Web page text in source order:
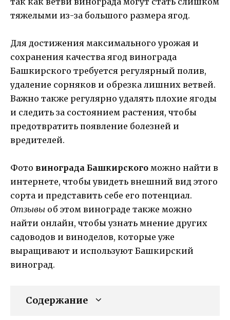
тяжелыми из-за большого размера ягод.
Для достижения максимального урожая и
сохранения качества ягод винограда
Башкирского требуется регулярный полив,
удаление сорняков и обрезка лишних ветвей.
Важно также регулярно удалять плохие ягоды
и следить за состоянием растения, чтобы
предотвратить появление болезней и
вредителей.
Фото винограда Башкирского можно найти в
интернете, чтобы увидеть внешний вид этого
сорта и представить себе его потенциал.
Отзывы об этом винограде также можно
найти онлайн, чтобы узнать мнение других
садоводов и виноделов, которые уже
выращивают и используют Башкирский
виноград.
Содержание